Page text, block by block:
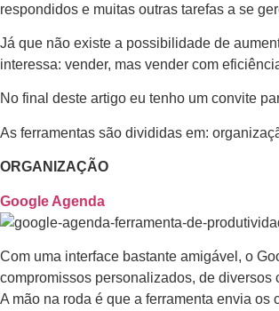
respondidos e muitas outras tarefas a se
Já que não existe a possibilidade de
interessa: vender, mas vender com
No final deste artigo eu tenho um convite
As ferramentas são divididas em:
ORGANIZAÇÃO
Google Agenda
Com uma interface bastante amigável, o
compromissos personalizados, de diversos
A mão na roda é que a ferramenta envia